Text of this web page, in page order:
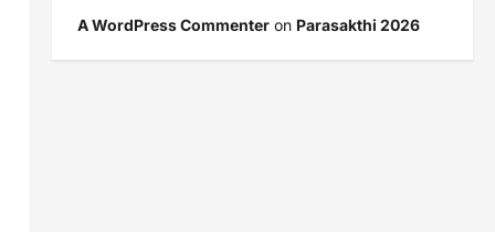
A WordPress Commenteron Parasakthi 2026